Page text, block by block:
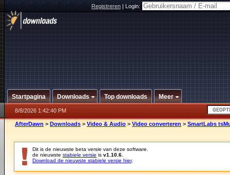
Registreren|Login:
Startpagina Downloads Top downloads Meer
8/8/2026 1:42:40 PM
AfterDawn > Downloads > Video & Audio > Video converteren > SmartLabs
Dit is de nieuwste beta versie van deze software.
de nieuwste stabiele versie is v1.10.6
Download de nieuwste stabiele versie hier.